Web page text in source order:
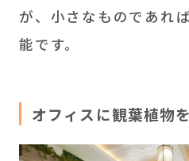
が、小さなものであれ
能です。
オフィスに観葉植物